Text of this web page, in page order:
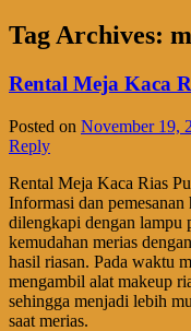
Tag Archives:
Rental Meja Kaca
Posted on November 19,
Reply
Rental Meja Kaca Rias
Informasi dan pemesanan
dilengkapi dengan lampu
kemudahan merias
hasil riasan. Pada waktu
mengambil alat makeup
sehingga menjadi lebih
saat merias.